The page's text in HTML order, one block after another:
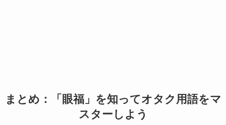
まとめ：「眼福」を知ってオタク用語をマ
スターしよう